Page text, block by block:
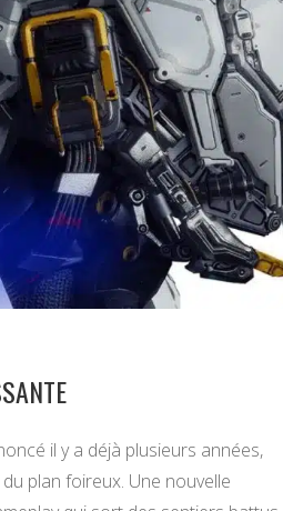
il y a déjà plusieurs années,
plan foireux. Une nouvelle